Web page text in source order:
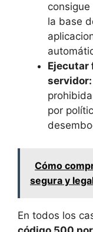
la base
Ejecutar
servidor:
por
Cómo
segura y
En todos los